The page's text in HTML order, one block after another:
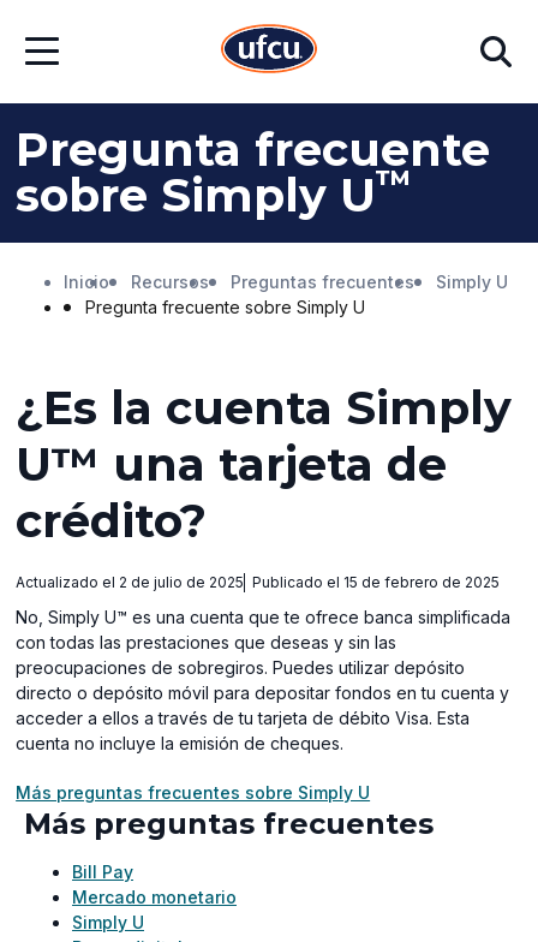
contenido
contenido
de
página
Abrir
Buscar
Pregunta frecuente
sobre Simply U™
Inicio Recursos Preguntas frecuentes
Simply U
Pregunta frecuente sobre Simply U
¿Es la cuenta Simply
U™ una tarjeta de
crédito?
Actualizado el 2 de julio de 2025 Publicado el 15 de febrero de 2025
No, Simply U™ es una cuenta que te ofrece banca simplificada
con todas las prestaciones que deseas y sin las
preocupaciones de sobregiros. Puedes utilizar depósito
directo o depósito móvil para depositar fondos en tu cuenta y
acceder a ellos a través de tu tarjeta de débito Visa. Esta
cuenta no incluye la emisión de cheques.
Más preguntas frecuentes sobre Simply U
Más preguntas frecuentes
Bill Pay
Mercado monetario
Simply U